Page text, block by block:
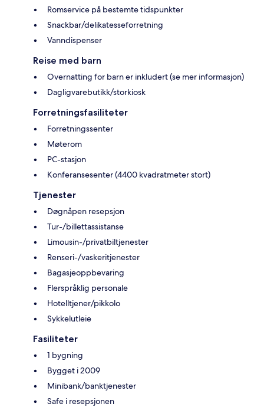
Romservice på bestemte tidspunkter
Snackbar/delikatesseforretning
Vanndispenser
Reise med barn
Overnatting for barn er inkludert (se mer informasjon)
Dagligvarebutikk/storkiosk
Forretningsfasiliteter
Forretningssenter
Møterom
PC-stasjon
Konferansesenter (4400 kvadratmeter stort)
Tjenester
Døgnåpen resepsjon
Tur-/billettassistanse
Limousin-/privatbiltjenester
Renseri-/vaskeritjenester
Bagasjeoppbevaring
Flerspråklig personale
Hotelltjener/pikkolo
Sykkelutleie
Fasiliteter
1 bygning
Bygget i 2009
Minibank/banktjenester
Safe i resepsjonen